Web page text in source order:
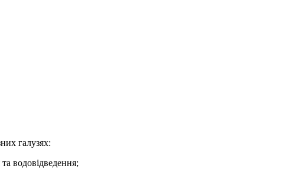
галузях:
водовідведення;